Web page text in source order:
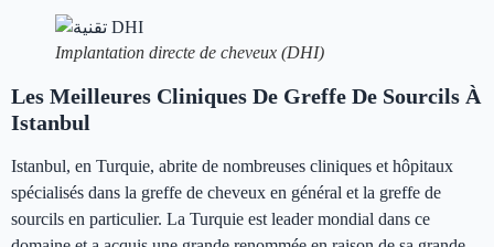
Implantation directe de cheveux (DHI)
Les Meilleures Cliniques De Greffe De Sourcils À
Istanbul
Istanbul, en Turquie, abrite de nombreuses cliniques et hôpitaux
spécialisés dans la greffe de cheveux en général et la greffe de
sourcils en particulier. La Turquie est leader mondial dans ce